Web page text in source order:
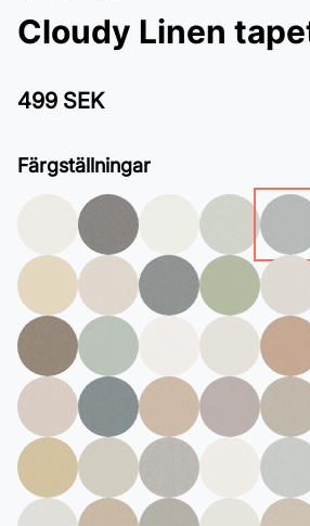
Cloudy Linen
499 SEK
Färgställningar